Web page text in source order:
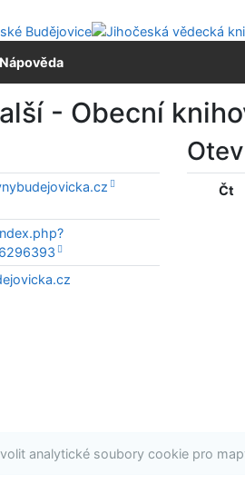
Nápověda
- Obecní
Čt
analytické soubory cookie pro